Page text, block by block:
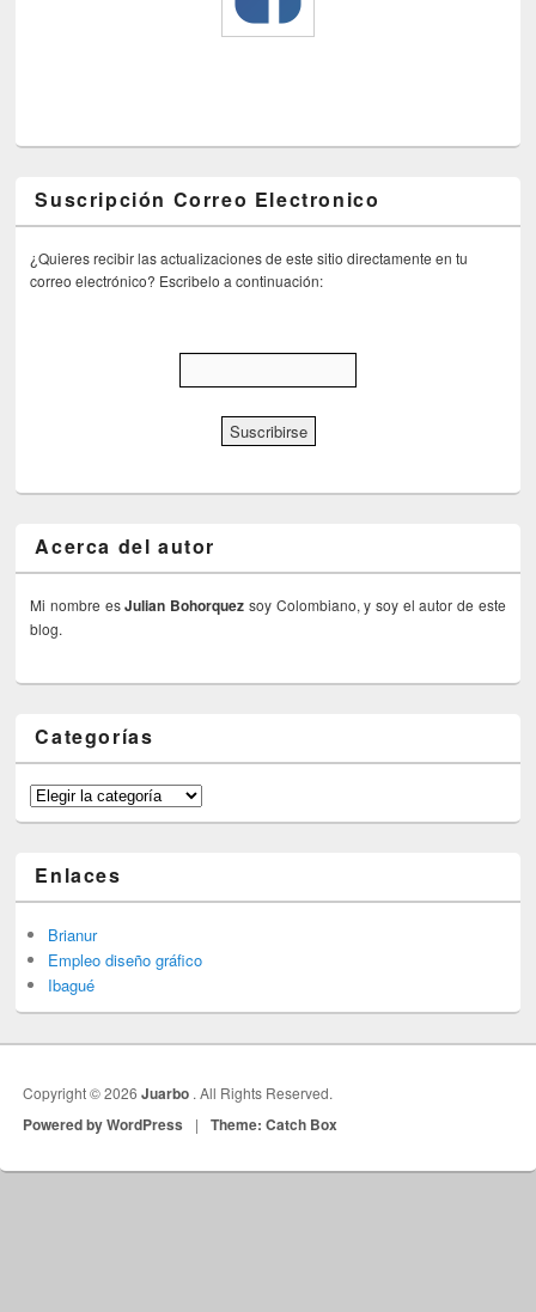
Suscripción Correo Electronico
¿Quieres recibir las actualizaciones de este sitio directamente en tu
correo electrónico? Escribelo a continuación:
Acerca del autor
Mi nombre esJulian Bohorquez soy Colombiano, y soy el autor de este
blog.
Categorías
Categorías
Enlaces
Brianur
Empleo diseño gráfico
Ibagué
Copyright © 2026Juarbo . All Rights Reserved.
Powered by WordPress | Theme: Catch Box